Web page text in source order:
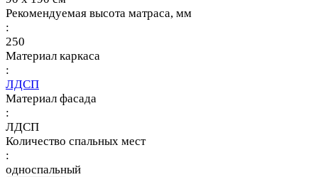
Рекомендуемая высота матраса, мм
:
250
Материал каркаса
:
ЛДСП
Материал фасада
:
ЛДСП
Количество спальных мест
:
односпальный